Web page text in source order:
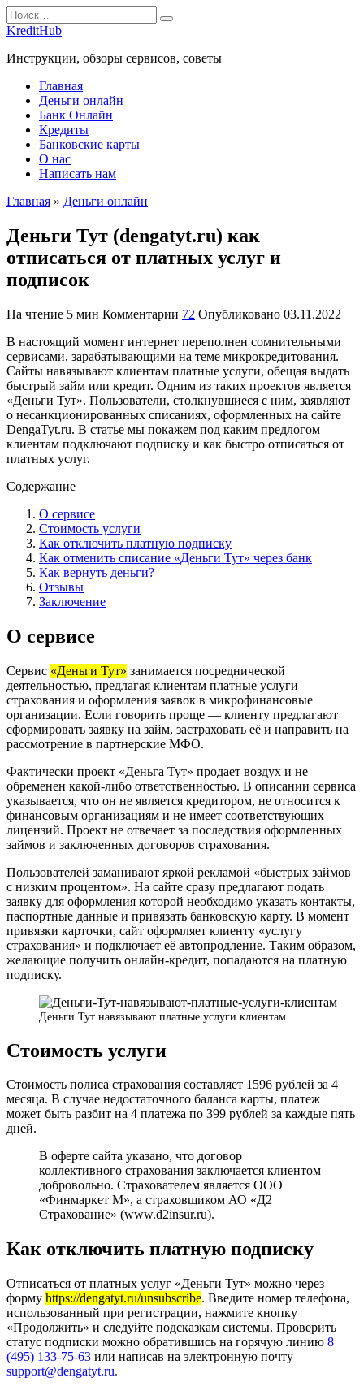
Перейти
к
Search
for:
KreditHub
Инструкции, обзоры сервисов, советы
Главная
Деньги онлайн
Банк Онлайн
Кредиты
Банковские карты
О нас
Написать нам
Главная » Деньги онлайн
Деньги Тут (dengatyt.ru) как
отписаться от платных услуг и
подписок
На чтение 5 мин Комментарии 72 Опубликовано 03.11.2022
В настоящий момент интернет переполнен сомнительными
сервисами, зарабатывающими на теме микрокредитования.
Сайты навязывают клиентам платные услуги, обещая выдать
быстрый займ или кредит. Одним из таких проектов является
«Деньги Тут». Пользователи, столкнувшиеся с ним, заявляют
о несанкционированных списаниях, оформленных на сайте
DengaTyt.ru. В статье мы покажем под каким предлогом
клиентам подключают подписку и как быстро отписаться от
платных услуг.
Содержание
О сервисе
Стоимость услуги
Как отключить платную подписку
Как отменить списание «Деньги Тут» через банк
Как вернуть деньги?
Отзывы
Заключение
О сервисе
Сервис «Деньги Тут» занимается посреднической
деятельностью, предлагая клиентам платные услуги
страхования и оформления заявок в микрофинансовые
организации. Если говорить проще — клиенту предлагают
сформировать заявку на займ, застраховать её и направить на
рассмотрение в партнерские МФО.
Фактически проект «Деньга Тут» продает воздух и не
обременен какой-либо ответственностью. В описании сервиса
указывается, что он не является кредитором, не относится к
финансовым организациям и не имеет соответствующих
лицензий. Проект не отвечает за последствия оформленных
займов и заключенных договоров страхования.
Пользователей заманивают яркой рекламой «быстрых займов
с низким процентом». На сайте сразу предлагают подать
заявку для оформления которой необходимо указать контакты,
паспортные данные и привязать банковскую карту. В момент
привязки карточки, сайт оформляет клиенту «услугу
страхования» и подключает её автопродление. Таким образом,
желающие получить онлайн-кредит, попадаются на платную
подписку.
Деньги Тут навязывают платные услуги клиентам
Стоимость услуги
Стоимость полиса страхования составляет 1596 рублей за 4
месяца. В случае недостаточного баланса карты, платеж
может быть разбит на 4 платежа по 399 рублей за каждые пять
дней.
В оферте сайта указано, что договор
коллективного страхования заключается клиентом
добровольно. Страхователем является ООО
«Финмаркет М», а страховщиком АО «Д2
Страхование» (www.d2insur.ru).
Как отключить платную подписку
Отписаться от платных услуг «Деньги Тут» можно через
форму https://dengatyt.ru/unsubscribe. Введите номер телефона,
использованный при регистрации, нажмите кнопку
«Продолжить» и следуйте подсказкам системы. Проверить
статус подписки можно обратившись на горячую линию 8
(495) 133-75-63 или написав на электронную почту
support@dengatyt.ru.